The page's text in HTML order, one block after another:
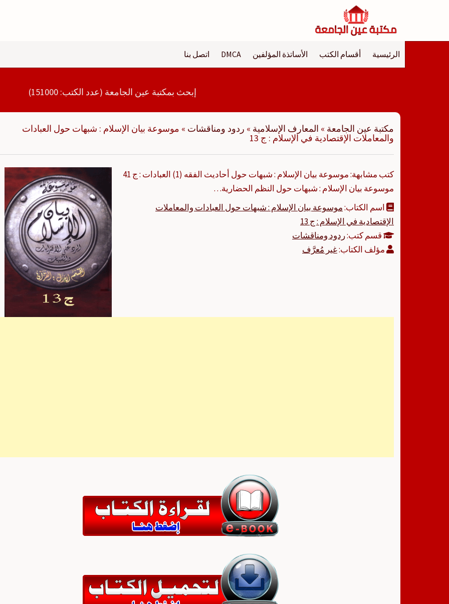
الرئيسية أقسام الكتب الأساتذة المؤلفين DMCA اتصل بنا
إبحث بمكتبة عين الجامعة (عدد الكتب: 151000)
مكتبة عين الجامعة » المعارف الإسلامية » ردود ومناقشات » موسوعة بيان الإسلام : شبهات حول العبادات
والمعاملات الإقتصادية في الإسلام : ج 13
كتب مشابهة: موسوعة بيان الإسلام : شبهات حول أحاديث الفقه (1) العبادات : ج 41
موسوعة بيان الإسلام : شبهات حول النظم الحضارية…
اسم الكتاب:موسوعة بيان الإسلام : شبهات حول العبادات والمعاملات
الإقتصادية في الإسلام : ج 13
قسم كتب:ردود ومناقشات
مؤلف الكتاب:غير مُعرَّف